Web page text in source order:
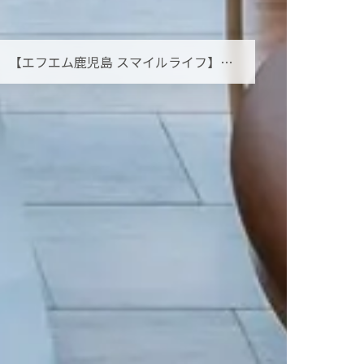
【エフエム鹿児島 スマイルライフ】オーラルフレイルとは？お口の小さな衰えを見逃さないために